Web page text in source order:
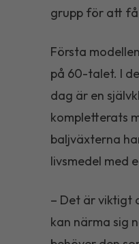
grupp för att få
Första
på 60-talet. I
dag är en
kompletterats
baljväxterna
livsmedel med
– Det är viktigt
kan närma sig